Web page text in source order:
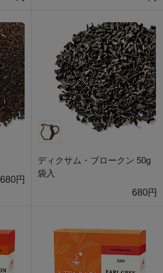
680円
ディクサム・ブロークン 50g
袋入
680円